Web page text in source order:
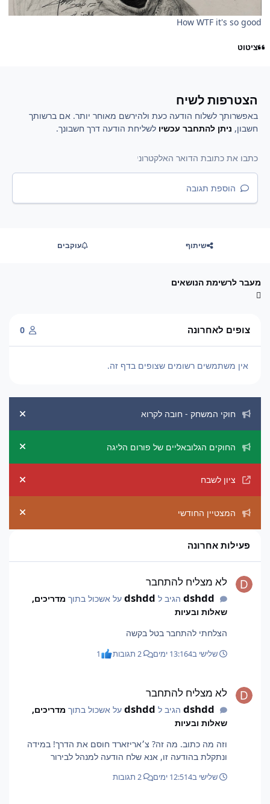
How WTF it's so good
ציטוט
הצטרפות לשיח
באפשרותך לשלוח הודעה כעת ולהירשם מאוחר יותר. אם ברשותך
חשבון, ניתן להתחבר עכשיו לשליחת הודעה דרך חשבונך.
הוספת תגובה
שיתוף עוקבים
מעבר לרשימת הנושאים
צופים לאחרונה 0
אין משתמשים רשומים שצופים בדף זה.
חוקי המשחק - חובה לקרוא
החוקים הגלובאליים של פורום הליגה
ציון לשבח
המצטיין החודשי
פעילות אחרונה
לא מצליח להתחבר
dshddהגיב ל dshddעל אשכול בתוך מדריכים,
שאלות ובעיות
הצלחתי להתחבר בטל בקשה
שלישי ב13:164 ימים 1
לא מצליח להתחבר
dshddהגיב ל dshddעל אשכול בתוך מדריכים,
שאלות ובעיות
וזה מה כתוב. מה זה? צ׳אריזארד חוסם את הדרך! במידה
ונתקלת בהודעה זו, אנא שלח הודעה למנהל לבירור
שלישי ב12:514 ימים